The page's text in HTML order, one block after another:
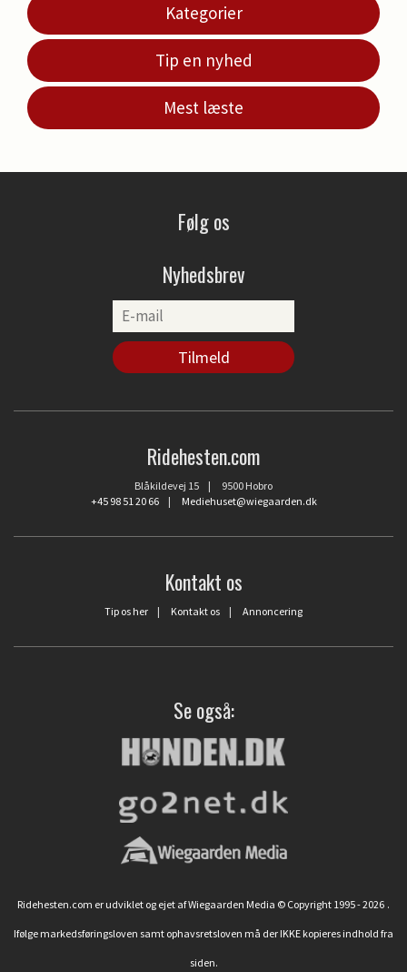
Kategorier
Tip en nyhed
Mest læste
Følg os
Nyhedsbrev
Ridehesten.com
Blåkildevej 15 | 9500 Hobro
+45 98 51 20 66| Mediehuset@wiegaarden.dk
Kontakt os
Tip os her | Kontakt os | Annoncering
Se også:
Ridehesten.com er udviklet og ejet af Wiegaarden Media © Copyright 1995 - 2026 .
Ifølge markedsføringsloven samt ophavsretsloven må der IKKE kopieres indhold fra
siden.